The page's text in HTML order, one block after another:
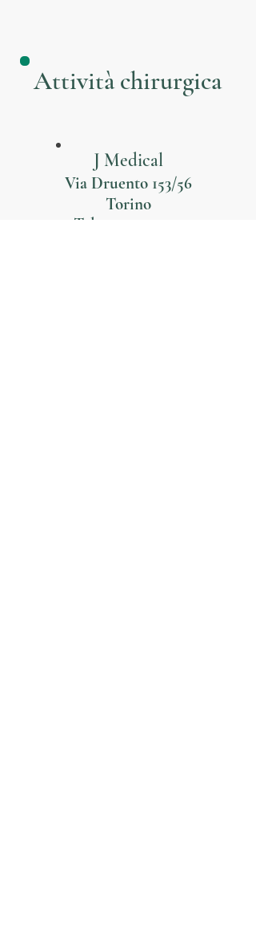
Attività chirurgica
J Medical
Tel:
Via Druento 153/56
Torino